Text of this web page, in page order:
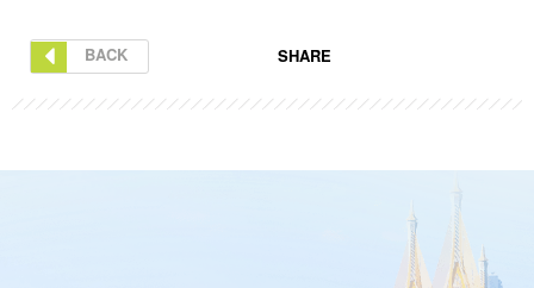
BACK SHARE